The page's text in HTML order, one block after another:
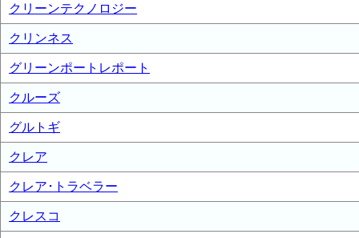
クリーンテクノロジー
クリンネス
グリーンポートレポート
クルーズ
グルトギ
クレア
クレア･トラベラー
クレスコ